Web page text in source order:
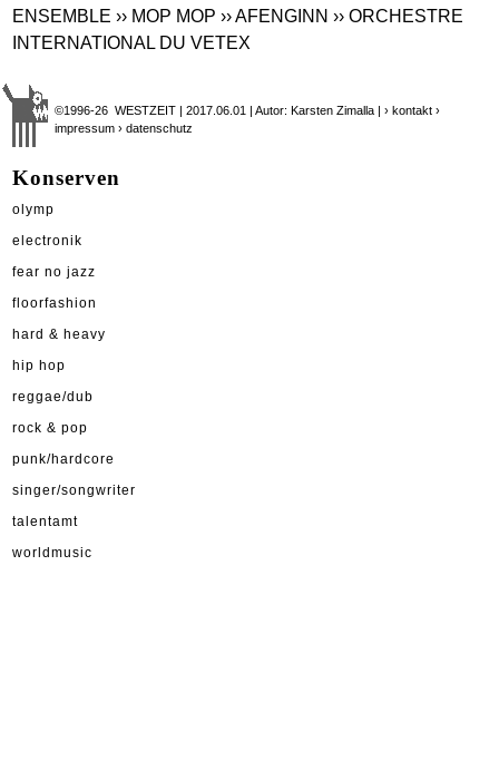
ENSEMBLE ›› MOP MOP ›› AFENGINN ›› ORCHESTRE
INTERNATIONAL DU VETEX
©1996-26 WESTZEIT | 2017.06.01 | Autor: Karsten Zimalla |› kontakt ›
impressum › datenschutz
Konserven
olymp
electronik
fear no jazz
floorfashion
hard & heavy
hip hop
reggae/dub
rock & pop
punk/hardcore
singer/songwriter
talentamt
worldmusic